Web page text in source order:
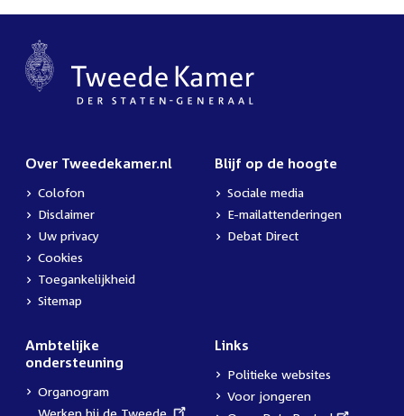
Over Tweedekamer.nl
Colofon
Disclaimer
Uw privacy
Cookies
Toegankelijkheid
Sitemap
Blijf op de hoogte
Sociale media
E-mailattenderingen
Debat Direct
Ambtelijke
ondersteuning
Organogram
External
Werken bij de Tweede
Links
Politieke websites
Voor jongeren